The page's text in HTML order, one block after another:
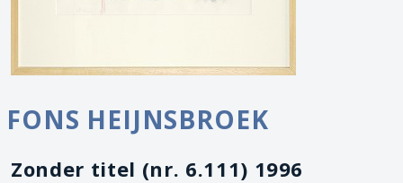
FONS HEIJNSBROEK
Zonder titel (nr. 6.111) 1996